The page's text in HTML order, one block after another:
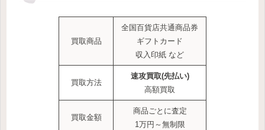
買取商品
全国百貨店共通商品券
ギフトカード
収入印紙 など
買取方法
速攻買取(先払い)
高額買取
買取金額
商品ごとに査定
1万円～無制限